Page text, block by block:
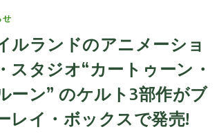
せ
ルランドのアニメーショ
スタジオ“カートゥーン・
ーン” のケルト3部作がブ
レイ・ボックスで発売!